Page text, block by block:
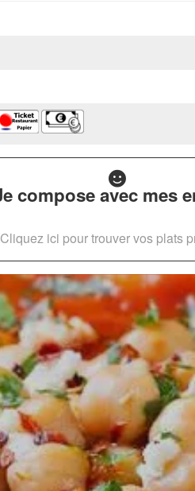
compose avec mes
Cliquez ici pour trouver vos plats